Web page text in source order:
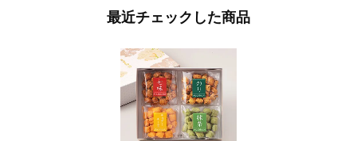
最近チェックした商品